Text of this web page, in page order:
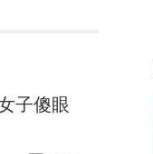
子傻眼